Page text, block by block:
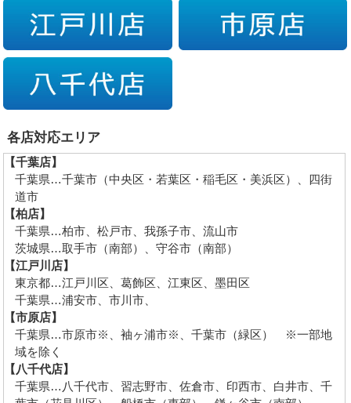
各店対応エリア
【千葉店】
千葉県…千葉市（中央区・若葉区・稲毛区・美浜区）、四街
道市
【柏店】
千葉県…柏市、松戸市、我孫子市、流山市
茨城県…取手市（南部）、守谷市（南部）
【江戸川店】
東京都…江戸川区、葛飾区、江東区、墨田区
千葉県…浦安市、市川市、
【市原店】
千葉県…市原市※、袖ヶ浦市※、千葉市（緑区） ※一部地
域を除く
【八千代店】
千葉県…八千代市、習志野市、佐倉市、印西市、白井市、千